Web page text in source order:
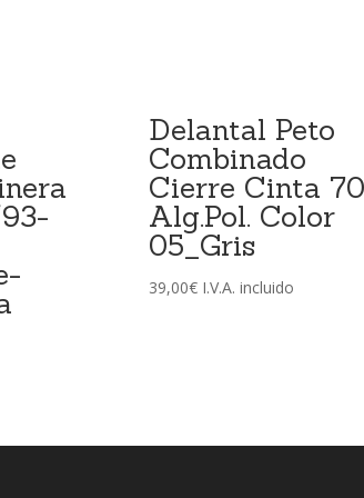
Delantal Peto
Combinado
Cierre Cinta
Alg.Pol. Color
05_Gris
39,00€ I.V.A. incluido